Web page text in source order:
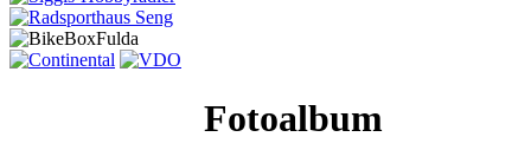
Fotoalbum